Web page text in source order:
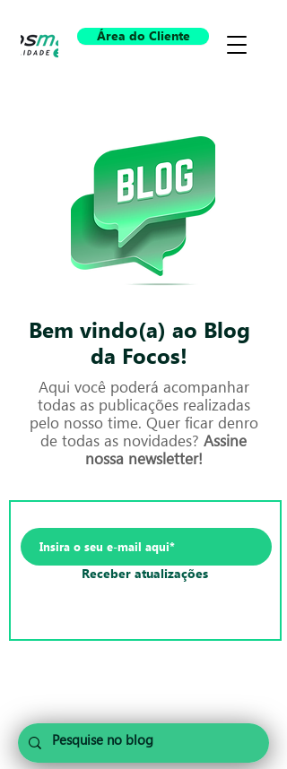
Área do Cliente
Bem vindo(a) ao Blog
da Focos!
Aqui você poderá acompanhar
todas as publicações realizadas
pelo nosso time. Quer ficar denro
de todas as novidades? Assine
nossa newsletter!
Receber atualizações